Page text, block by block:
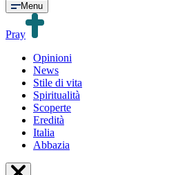
Menu
Pray
Opinioni
News
Stile di vita
Spiritualità
Scoperte
Eredità
Italia
Abbazia